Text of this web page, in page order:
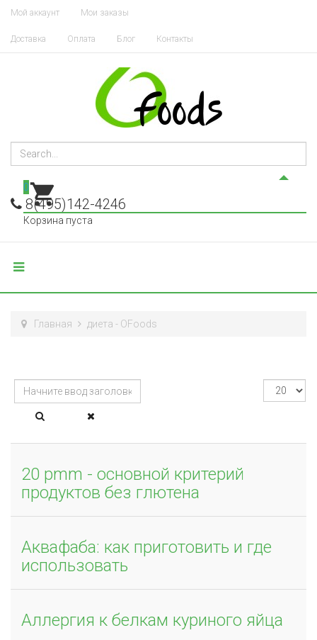
Мой аккаунт Мои заказы
Доставка Оплата Блог Контакты
8(495)142-4246
0
Корзина пуста
Главная диета - OFoods
Начните
ввод
заголовка
Кол-
во
20 pmm - основной критерий
продуктов без глютена
Аквафаба: как приготовить и где
использовать
Аллергия к белкам куриного яйца